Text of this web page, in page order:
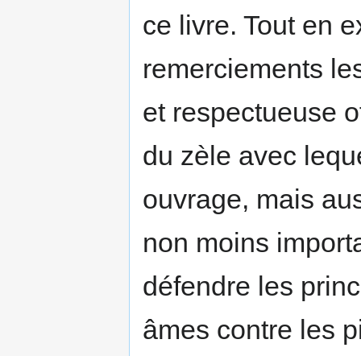
ce livre. Tout en
remerciements
et respectueuse
du zèle avec
ouvrage, mais
non moins
défendre les
âmes contre les